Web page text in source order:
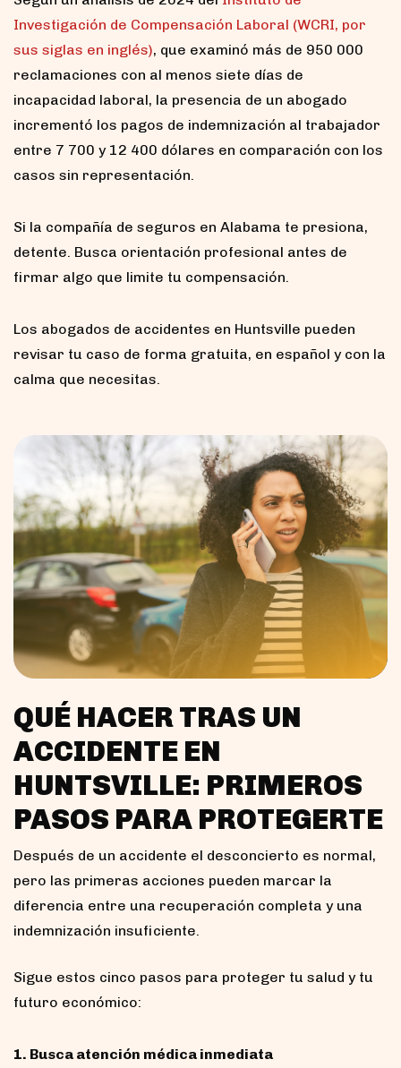
Investigación de Compensación Laboral (WCRI, por
sus siglas en inglés), que examinó más de 950 000
reclamaciones con al menos siete días de
incapacidad laboral, la presencia de un abogado
incrementó los pagos de indemnización al trabajador
entre 7 700 y 12 400 dólares en comparación con los
casos sin representación.
Si la compañía de seguros en Alabama te presiona,
detente. Busca orientación profesional antes de
firmar algo que limite tu compensación.
Los abogados de accidentes en Huntsville pueden
revisar tu caso de forma gratuita, en español y con la
calma que necesitas.
QUÉ HACER TRAS UN
ACCIDENTE EN
HUNTSVILLE: PRIMEROS
PASOS PARA PROTEGERTE
Después de un accidente el desconcierto es normal,
pero las primeras acciones pueden marcar la
diferencia entre una recuperación completa y una
indemnización insuficiente.
Sigue estos cinco pasos para proteger tu salud y tu
futuro económico:
1. Busca atención médica inmediata